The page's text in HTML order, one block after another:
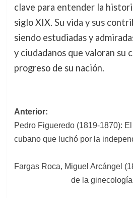
clave para entender la
siglo XIX. Su vida y sus
siendo estudiadas y
y ciudadanos que valoran su
progreso de su nación.
Navegación
de
entradas
Anterior:
Pedro Figueredo (1819-1870):
cubano que luchó por la
Fargas Roca, Miguel Arcángel
de la